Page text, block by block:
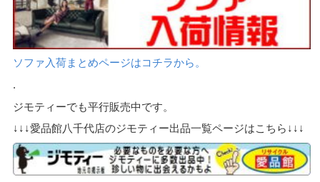
ソファ入荷まとめページはコチラから。
.
ジモティーでも平行販売中です。
↓↓↓愛品館八千代店のジモティー出品一覧ページはこちら↓↓↓